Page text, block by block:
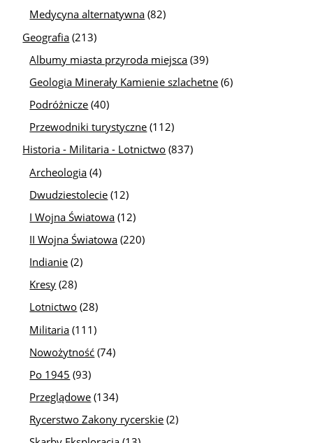
Medycyna alternatywna (82)
Geografia (213)
Albumy miasta przyroda miejsca (39)
Geologia Minerały Kamienie szlachetne (6)
Podróżnicze (40)
Przewodniki turystyczne (112)
Historia - Militaria - Lotnictwo (837)
Archeologia (4)
Dwudziestolecie (12)
I Wojna Światowa (12)
II Wojna Światowa (220)
Indianie (2)
Kresy (28)
Lotnictwo (28)
Militaria (111)
Nowożytność (74)
Po 1945 (93)
Przeglądowe (134)
Rycerstwo Zakony rycerskie (2)